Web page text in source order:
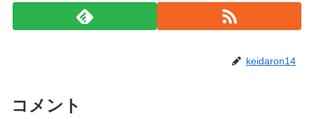
keidaron14
コメント